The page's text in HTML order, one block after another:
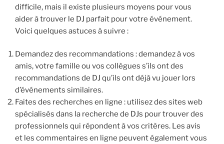
difficile, mais il existe plusieurs moyens pour vous
aider à trouver le DJ parfait pour votre événement.
Voici quelques astuces à suivre :
Demandez des recommandations : demandez à vos
amis, votre famille ou vos collègues s’ils ont des
recommandations de DJ qu’ils ont déjà vu jouer lors
d’événements similaires.
Faites des recherches en ligne : utilisez des sites web
spécialisés dans la recherche de DJs pour trouver des
professionnels qui répondent à vos critères. Les avis
et les commentaires en ligne peuvent également vous